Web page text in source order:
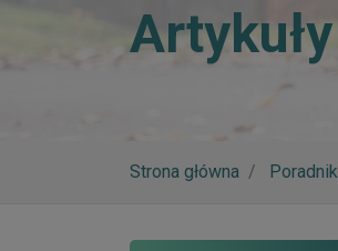
Artykuły
Strona główna Poradnik